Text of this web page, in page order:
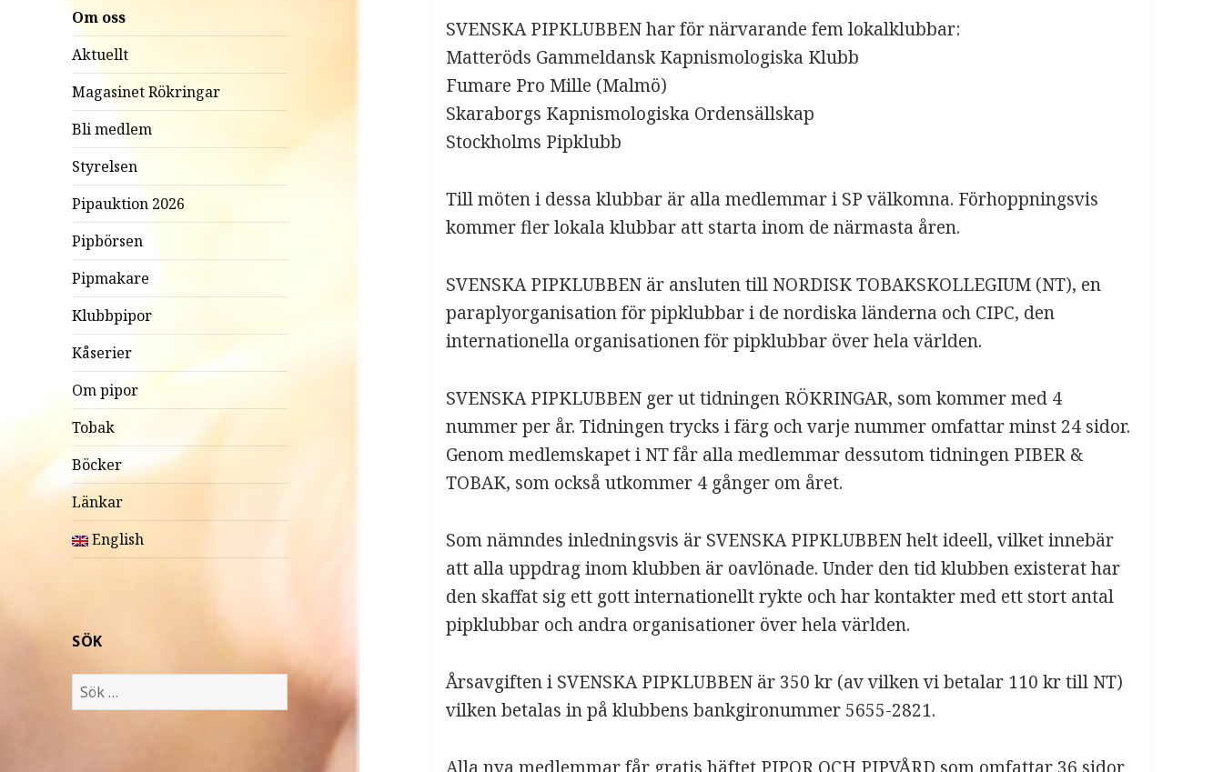
Om oss
Aktuellt
Magasinet Rökringar
Bli medlem
Styrelsen
Pipauktion 2026
Pipbörsen
Pipmakare
Klubbpipor
Kåserier
Om pipor
Tobak
Böcker
Länkar
English
SÖK
S
ö
SVENSKA PIPKLUBBEN har för närvarande fem lokalklubbar:
Matteröds Gammeldansk Kapnismologiska Klubb
Fumare Pro Mille (Malmö)
Skaraborgs Kapnismologiska Ordensällskap
Stockholms Pipklubb
Till möten i dessa klubbar är alla medlemmar i SP välkomna. Förhoppningsvis
kommer fler lokala klubbar att starta inom de närmasta åren.
SVENSKA PIPKLUBBEN är ansluten till NORDISK TOBAKSKOLLEGIUM (NT), en
paraplyorganisation för pipklubbar i de nordiska länderna och CIPC, den
internationella organisationen för pipklubbar över hela världen.
SVENSKA PIPKLUBBEN ger ut tidningen RÖKRINGAR, som kommer med 4
nummer per år. Tidningen trycks i färg och varje nummer omfattar minst 24 sidor.
Genom medlemskapet i NT får alla medlemmar dessutom tidningen PIBER &
TOBAK, som också utkommer 4 gånger om året.
Som nämndes inledningsvis är SVENSKA PIPKLUBBEN helt ideell, vilket innebär
att alla uppdrag inom klubben är oavlönade. Under den tid klubben existerat har
den skaffat sig ett gott internationellt rykte och har kontakter med ett stort antal
pipklubbar och andra organisationer över hela världen.
Årsavgiften i SVENSKA PIPKLUBBEN är 350 kr (av vilken vi betalar 110 kr till NT)
vilken betalas in på klubbens bankgironummer 5655-2821.
Alla nya medlemmar får gratis häftet PIPOR OCH PIPVÅRD som omfattar 36 sidor